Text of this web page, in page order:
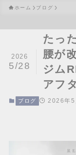
ホーム ブログ
たっ
腰が
ジム
アフ
2026
5/28
ブログ 2026年5